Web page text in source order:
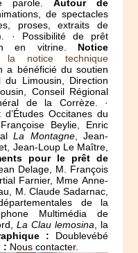
parole.Autour de
de spectacles
proses, extraits de
· Possibilité de prêt
en vitrine. Notice
notice technique
a bénéficié du soutien
Limousin, Direction
Conseil Régional
de la Corrèze. ·
d’Études Occitanes du
Françoise Beylie, Enric
La Montagne, Jean-
Jean-Loup Le Maître,
pour le prêt de
Delage, M. François
Farnier, Mme Anne-
M. Claude Sadarnac,
de la
Multimédia de
La Clau lemosina , la
: Doublevébé
: Nous contacter.